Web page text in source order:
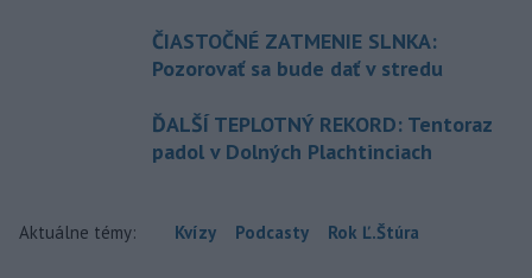
ČIASTOČNÉ ZATMENIE SLNKA:
Pozorovať sa bude dať v stredu
ĎALŠÍ TEPLOTNÝ REKORD: Tentoraz
padol v Dolných Plachtinciach
Aktuálne témy: Kvízy Podcasty Rok Ľ.Štúra